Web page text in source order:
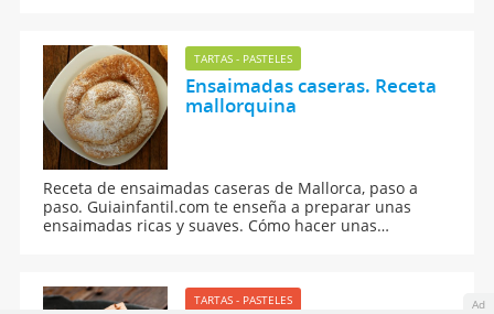
TARTAS - PASTELES
Ensaimadas caseras. Receta
mallorquina
Receta de ensaimadas caseras de Mallorca, paso a
paso. Guiainfantil.com te enseña a preparar unas
ensaimadas ricas y suaves. Cómo hacer unas
TARTAS - PASTELES Ad